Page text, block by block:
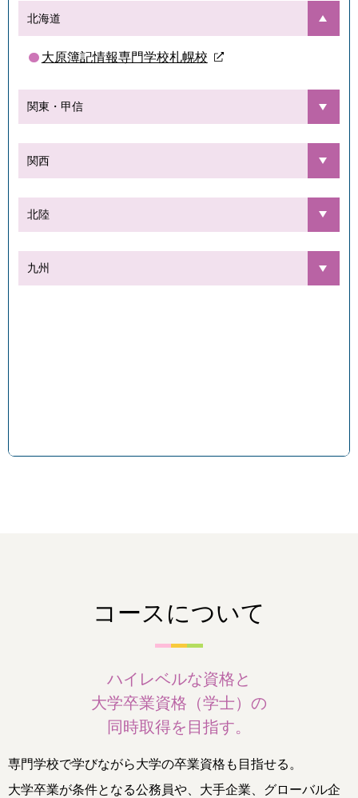
北海道
大原簿記情報専門学校札幌校
関東・甲信
関西
北陸
九州
コースについて
ハイレベルな資格と
大学卒業資格（学士）の
同時取得を目指す。
専門学校で学びながら大学の卒業資格も目指せる。
大学卒業が条件となる公務員や、大手企業、グローバル企